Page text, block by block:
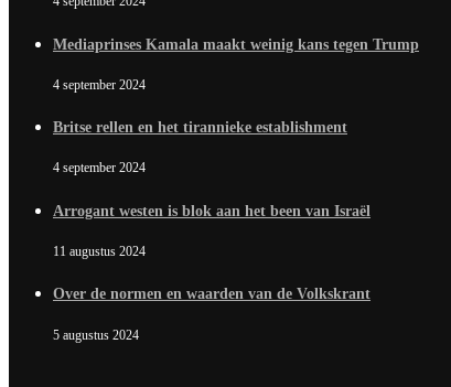
Mediaprinses Kamala maakt weinig kans tegen Trump
4 september 2024
Britse rellen en het tirannieke establishment
4 september 2024
Arrogant westen is blok aan het been van Israël
11 augustus 2024
Over de normen en waarden van de Volkskrant
5 augustus 2024